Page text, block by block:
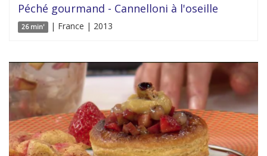
Péché gourmand - Cannelloni à l'oseille
26 min' | France | 2013